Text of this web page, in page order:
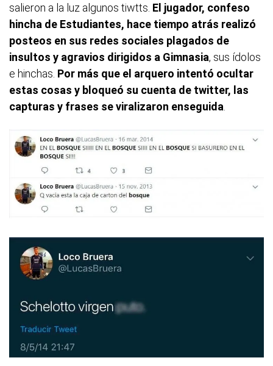
salieron a la luz algunos tiwtts. El jugador, confeso
hincha de Estudiantes, hace tiempo atrás realizó
posteos en sus redes sociales plagados de
insultos y agravios dirigidos a Gimnasia, sus ídolos
e hinchas. Por más que el arquero intentó ocultar
estas cosas y bloqueó su cuenta de twitter, las
capturas y frases se viralizaron enseguida